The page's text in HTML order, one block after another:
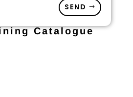
SEND
Catalogue